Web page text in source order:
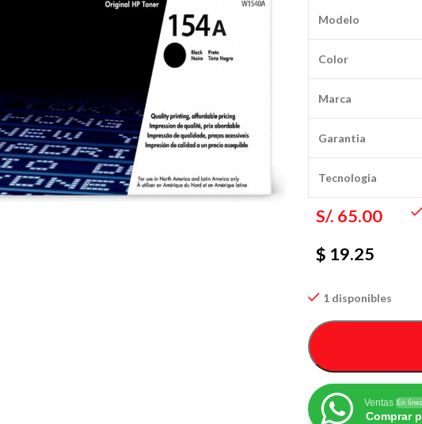
Modelo
Color
Marca
Garantia
Tecnologia
S/. 65.00
$ 19.25
1 disponibles
Ventas En
Comprar